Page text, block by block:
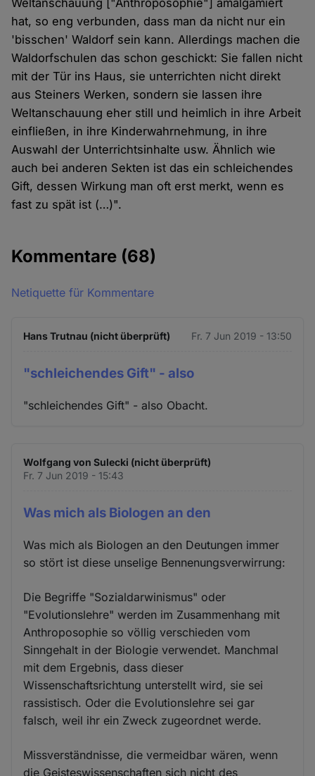
Weltanschauung ["Anthroposophie"] amalgamiert
hat, so eng verbunden, dass man da nicht nur ein
'bisschen' Waldorf sein kann. Allerdings machen die
Waldorfschulen das schon geschickt: Sie fallen nicht
mit der Tür ins Haus, sie unterrichten nicht direkt
aus Steiners Werken, sondern sie lassen ihre
Weltanschauung eher still und heimlich in ihre Arbeit
einfließen, in ihre Kinderwahrnehmung, in ihre
Auswahl der Unterrichtsinhalte usw. Ähnlich wie
auch bei anderen Sekten ist das ein schleichendes
Gift, dessen Wirkung man oft erst merkt, wenn es
fast zu spät ist (…)".
Kommentare (68)
Netiquette für Kommentare
Hans Trutnau (nicht überprüft) Fr. 7 Jun 2019 - 13:50
"schleichendes Gift" - also
"schleichendes Gift" - also Obacht.
Wolfgang von Sulecki (nicht überprüft)
Fr. 7 Jun 2019 - 15:43
Was mich als Biologen an den
Was mich als Biologen an den Deutungen immer
so stört ist diese unselige Bennenungsverwirrung:
Die Begriffe "Sozialdarwinismus" oder
"Evolutionslehre" werden im Zusammenhang mit
Anthroposophie so völlig verschieden vom
Sinngehalt in der Biologie verwendet. Manchmal
mit dem Ergebnis, dass dieser
Wissenschaftsrichtung unterstellt wird, sie sei
rassistisch. Oder die Evolutionslehre sei gar
falsch, weil ihr ein Zweck zugeordnet werde.
Missverständnisse, die vermeidbar wären, wenn
die Geisteswissenschaften sich nicht des